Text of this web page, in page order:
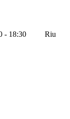
- 18:30
Riu